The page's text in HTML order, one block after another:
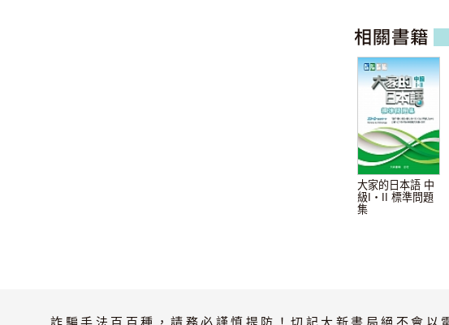
大家的日本語 中
級I・II 標準問題
集
詐騙手法百百種，請務必謹慎提防！切記大新書局絕不會以